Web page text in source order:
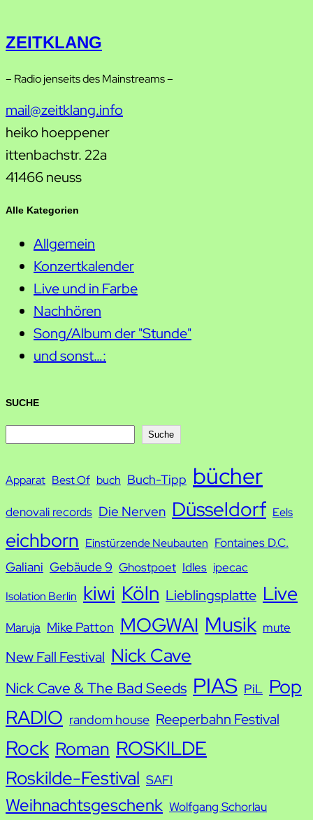
ZEITKLANG
– Radio jenseits des Mainstreams –
mail@zeitklang.info
heiko hoeppener
ittenbachstr. 22a
41466 neuss
Alle Kategorien
Allgemein
Konzertkalender
Live und in Farbe
Nachhören
Song/Album der "Stunde"
und sonst…:
SUCHE
c
Suche
Apparat Best Of buch Buch-Tipp bücher
denovali records Die Nerven Düsseldorf Eels
eichborn Einstürzende Neubauten Fontaines D.C.
Galiani Gebäude 9 Ghostpoet Idles ipecac
Isolation Berlin kiwi Köln Lieblingsplatte Live
Maruja Mike Patton MOGWAI Musik mute
New Fall Festival Nick Cave
Nick Cave & The Bad Seeds PIAS PiL Pop
RADIO random house Reeperbahn Festival
Rock Roman ROSKILDE
Roskilde-Festival SAFI
Weihnachtsgeschenk Wolfgang Schorlau